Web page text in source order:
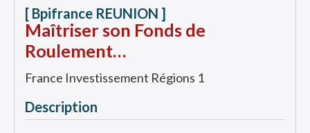
[ Bpifrance REUNION ]
Maîtriser son Fonds de
Roulement…
France Investissement Régions 1
Description